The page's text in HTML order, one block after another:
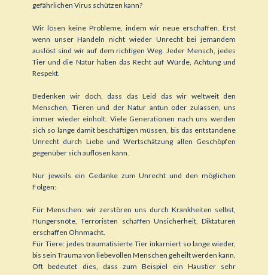
gefährlichen Virus schützen kann?
Wir lösen keine Probleme, indem wir neue erschaffen. Erst
wenn unser Handeln nicht wieder Unrecht bei jemandem
auslöst sind wir auf dem richtigen Weg. Jeder Mensch, jedes
Tier und die Natur haben das Recht auf Würde, Achtung und
Respekt.
Bedenken wir doch, dass das Leid das wir weltweit den
Menschen, Tieren und der Natur antun oder zulassen, uns
immer wieder einholt. Viele Generationen nach uns werden
sich so lange damit beschäftigen müssen, bis das entstandene
Unrecht durch Liebe und Wertschätzung allen Geschöpfen
gegenüber sich auflösen kann.
Nur jeweils ein Gedanke zum Unrecht und den möglichen
Folgen:
Für Menschen: wir zerstören uns durch Krankheiten selbst,
Hungersnöte, Terroristen schaffen Unsicherheit, Diktaturen
erschaffen Ohnmacht.
Für Tiere: jedes traumatisierte Tier inkarniert so lange wieder,
bis sein Trauma von liebevollen Menschen geheilt werden kann.
Oft bedeutet dies, dass zum Beispiel ein Haustier sehr